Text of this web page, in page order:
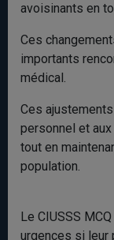
avoisinants en
Ces
importants
médical.
Ces
personnel et
tout en
population.
Le CIUSSS
urgences si leur